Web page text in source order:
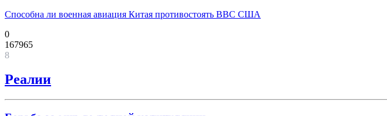
Способна ли военная авиация Китая противостоять ВВС США
0
167965
8
Реалии